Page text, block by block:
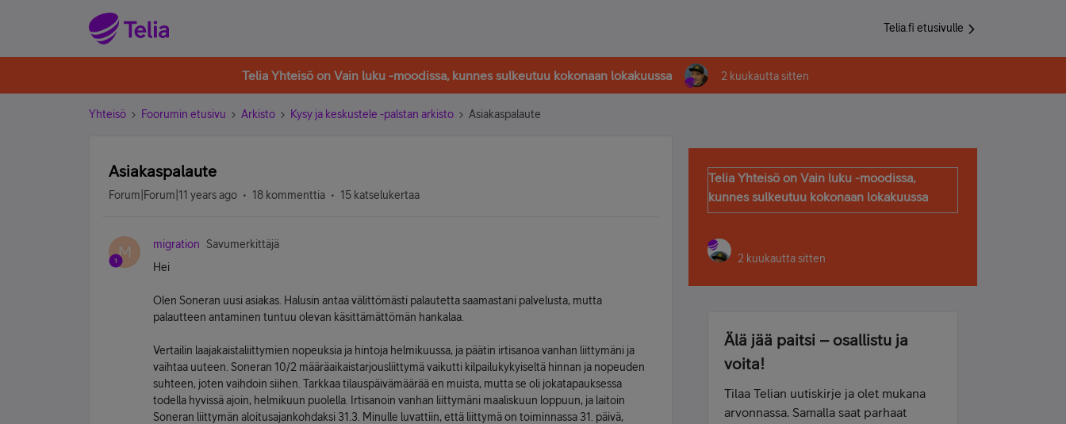
Telia.fi etusivulle
Telia Yhteisö on Vain luku -moodissa, kunnes sulkeutuu kokonaan lokakuussa 2 kuukautta sitten
Yhteisö Foorumin etusivu Arkisto Kysy ja keskustele -palstan arkisto Asiakaspalaute
Asiakaspalaute
Forum|Forum|11 years ago 18 kommenttia 15 katselukertaa
M migration
Savumerkittäjä
Hei
Olen Soneran uusi asiakas. Halusin antaa välittömästi palautetta saamastani palvelusta, mutta
palautteen antaminen tuntuu olevan käsittämättömän hankalaa.
Vertailin laajakaistaliittymien nopeuksia ja hintoja helmikuussa, ja päätin irtisanoa vanhan liittymäni ja
vaihtaa uuteen. Soneran 10/2 määräaikaistarjousliittymä vaikutti kilpailukykyiseltä hinnan ja nopeuden
suhteen, joten vaihdoin siihen. Tarkkaa tilauspäivämäärää en muista, mutta se oli jokatapauksessa
todella hyvissä ajoin, helmikuun puolella. Irtisanoin vanhan liittymäni maaliskuun loppuun, ja laitoin
Soneran liittymän aloitusajankohdaksi 31.3. Minulle luvattiin, että liittymä on toiminnassa 31. päivä,
Telia Yhteisö on Vain luku -moodissa,
kunnes sulkeutuu kokonaan lokakuussa
2 kuukautta sitten
Älä jää paitsi – osallistu ja
voita!
Tilaa Telian uutiskirje ja olet mukana
arvonnassa. Samalla saat parhaat